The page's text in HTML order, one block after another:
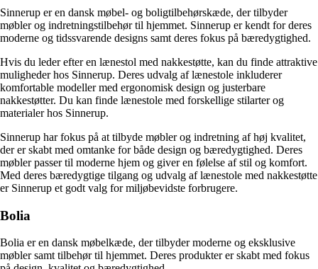
Sinnerup er en dansk møbel- og boligtilbehørskæde, der tilbyder
møbler og indretningstilbehør til hjemmet. Sinnerup er kendt for deres
moderne og tidssvarende designs samt deres fokus på bæredygtighed.
Hvis du leder efter en lænestol med nakkestøtte, kan du finde attraktive
muligheder hos Sinnerup. Deres udvalg af lænestole inkluderer
komfortable modeller med ergonomisk design og justerbare
nakkestøtter. Du kan finde lænestole med forskellige stilarter og
materialer hos Sinnerup.
Sinnerup har fokus på at tilbyde møbler og indretning af høj kvalitet,
der er skabt med omtanke for både design og bæredygtighed. Deres
møbler passer til moderne hjem og giver en følelse af stil og komfort.
Med deres bæredygtige tilgang og udvalg af lænestole med nakkestøtte
er Sinnerup et godt valg for miljøbevidste forbrugere.
Bolia
Bolia er en dansk møbelkæde, der tilbyder moderne og eksklusive
møbler samt tilbehør til hjemmet. Deres produkter er skabt med fokus